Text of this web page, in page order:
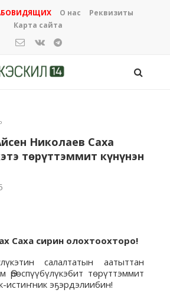
О нас
Реквизиты
Карта сайта
Николаев Саха
төрүттэммит күнүнэн
Саха сирин олохтоохторо!
салалтатын аатыттан
Өрөспүүбүлүкэбит төрүттэммит
истиҥник эҕэрдэлиибин!